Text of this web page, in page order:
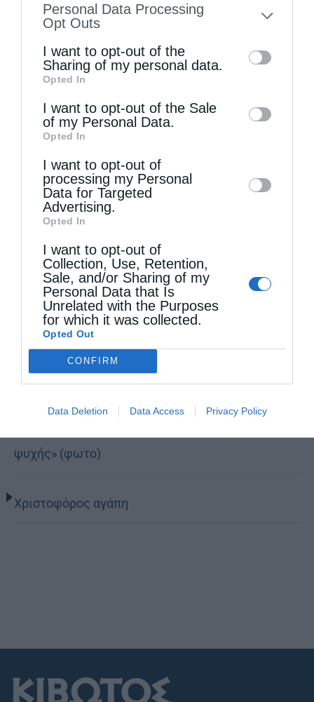
to your opt-out. You may separately opt-out
information by third parties on the IAB’s list
of downstream participants. This
information may also be disclosed by us to
third parties on theIAB’s List of
Downstream Participants
disclose it to other third parties.
Personal Data Processing
Opt Outs
I want to opt-out of the
Sharing of my personal data.
Opted In
I want to opt-out of the Sale
of my Personal Data.
Opted In
I want to opt-out of
processing my Personal
Data for Targeted
Advertising.
Opted In
I want to opt-out of
Collection, Use, Retention,
Sale, and/or Sharing of my
Personal Data that Is
Unrelated with the Purposes
for which it was collected.
Opted Out
CONFIRM
Data Deletion Data Access Privacy Policy
Να είσαι μακρόθυμος
Η Καστοριά τίμησε τον προστάτη των παιδιών
της, Άγιο Νικάνορα τον Θαυματουργό (ΦΩΤΟ-
ΒΙΝΤΕΟ)
Η Εορτή της Μεταμορφώσεως στην Κέρκυρα
Δημητριάδος Ιγνάτιος: «Η Παναγία παρηγορεί και
ψυχής» (φωτο)
Χριστοφόρος αγάπη